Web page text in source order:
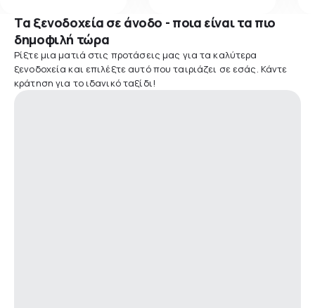
Τα ξενοδοχεία σε άνοδο - ποια είναι τα πιο
δημοφιλή τώρα
Ρίξτε μια ματιά στις προτάσεις μας για τα καλύτερα
ξενοδοχεία και επιλέξτε αυτό που ταιριάζει σε εσάς. Κάντε
κράτηση για το ιδανικό ταξίδι!